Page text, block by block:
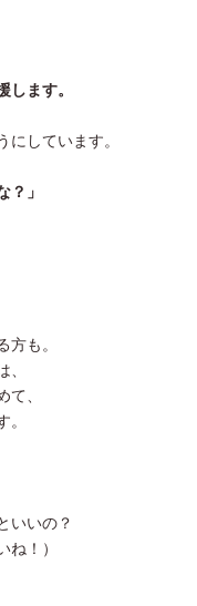
ます。
にしています。
？」
も。
て、
いいの？
ね！）